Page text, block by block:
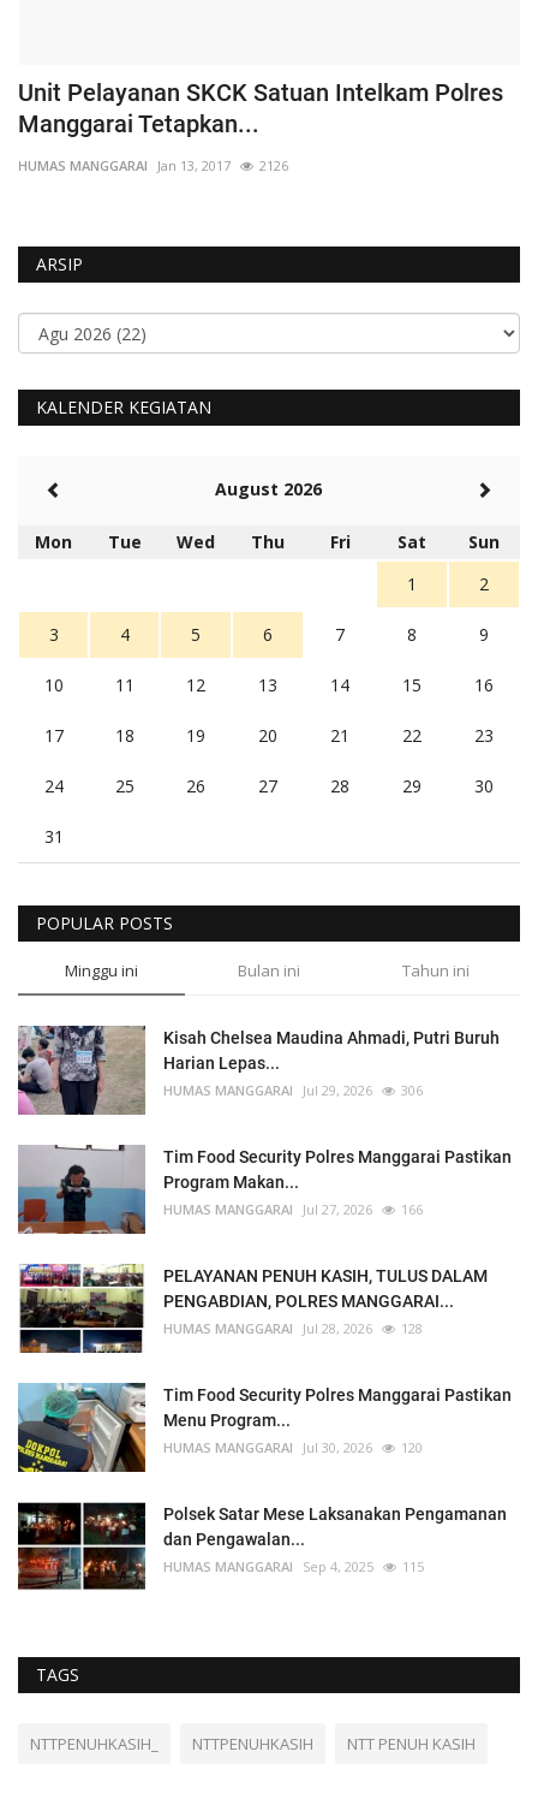
Unit Pelayanan SKCK Satuan Intelkam Polres
Manggarai Tetapkan...
HUMAS MANGGARAI Jan 13, 2017 2126
ARSIP
KALENDER KEGIATAN
August 2026
Mon Tue Wed Thu Fri Sat
Sun
1
2
3 4 5 6 7 8 9
10 11 12 13 14 15 16
17 18 19 20 21 22 23
24 25 26 27 28 29 30
31
POPULAR POSTS
Minggu ini Bulan ini Tahun ini
Kisah Chelsea Maudina Ahmadi, Putri Buruh
Harian Lepas...
HUMAS MANGGARAI Jul 29, 2026 306
Tim Food Security Polres Manggarai Pastikan
Program Makan...
HUMAS MANGGARAI Jul 27, 2026 166
PELAYANAN PENUH KASIH, TULUS DALAM
PENGABDIAN, POLRES MANGGARAI...
HUMAS MANGGARAI Jul 28, 2026 128
Tim Food Security Polres Manggarai Pastikan
Menu Program...
HUMAS MANGGARAI Jul 30, 2026 120
Polsek Satar Mese Laksanakan Pengamanan
dan Pengawalan...
HUMAS MANGGARAI Sep 4, 2025 115
TAGS
NTTPENUHKASIH_ NTTPENUHKASIH NTT PENUH KASIH